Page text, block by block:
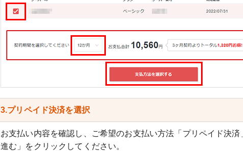
3.プリペイド決済を選択
お支払い内容を確認し、ご希望のお支払い方法「プリペイド決
進む」をクリックしてください。